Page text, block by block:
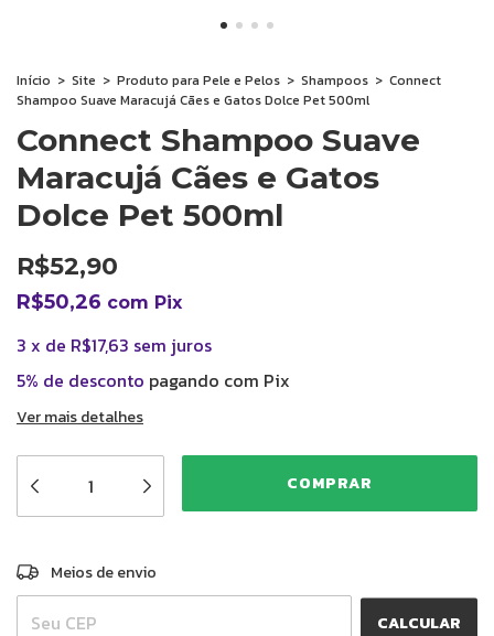
Início > Site > Produto para Pele e Pelos > Shampoos > Connect
Shampoo Suave Maracujá Cães e Gatos Dolce Pet 500ml
Connect Shampoo Suave
Maracujá Cães e Gatos
Dolce Pet 500ml
R$52,90
R$50,26 com Pix
3 x de R$17,63 sem juros
5% de desconto pagando com Pix
Ver mais detalhes
Entregas para o CEP:
Meios de envio
CALCULAR